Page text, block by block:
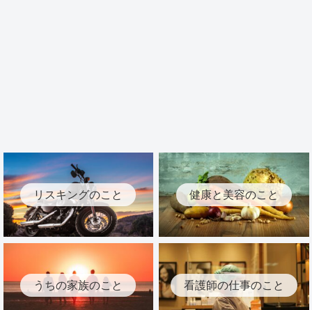
リスキングのこと 健康と美容のこと
うちの家族のこと 看護師の仕事のこと